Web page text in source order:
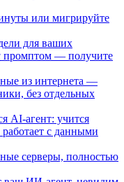
или мигрируйте
для ваших
промптом — получите
из интернета —
без отдельных
AI-агент: учится
с данными
серверы, полностью